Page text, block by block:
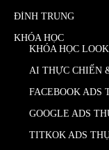
ĐÌNH TRUNG
KHÓA HỌC
KHÓA HỌC
AI THỰC CHIẾN
FACEBOOK ADS
GOOGLE ADS
TITKOK ADS